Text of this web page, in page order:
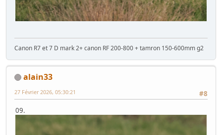
Canon R7 et 7 D mark 2+ canon RF 200-800 + tamron 150-600mm g2
alain33
#8
27 Février 2026, 05:30:21
09.